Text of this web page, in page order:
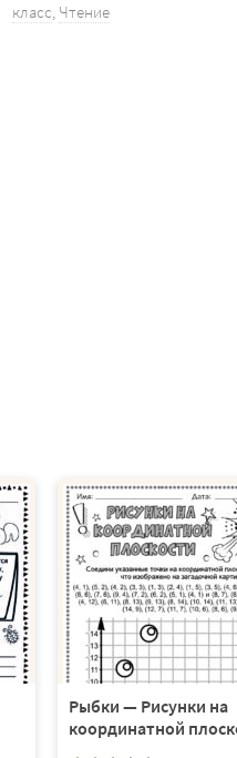
класс, Чтение
Рыбки — Рисунки на
координатной